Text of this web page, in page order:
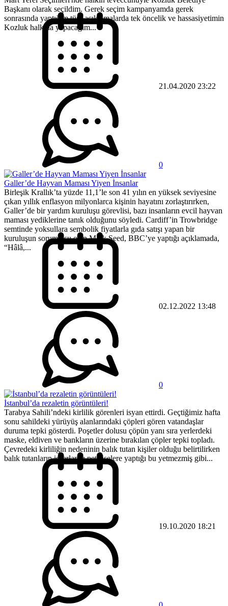
Başkanı olarak seçildim. Gerek seçim kampanyamda gerek
sonrasında yaptığım tüm açıklamalarda tek öncelik ve hassasiyetimin
Kozluk halkına yapacağım...
21.04.2020 23:22
0
Galler’de Hayvan Maması Yiyen İnsanlar
Birleşik Krallık’ta yüzde 11,1’le son 41 yılın en yüksek seviyesine
çıkan yıllık enflasyon milyonlarca kişinin hayatını zorlaştırırken,
Galler’de bir yardım kuruluşu görevlisi, bazı insanların evcil hayvan
maması yediklerine tanık olduğunu söyledi. Cardiff’in Trowbridge
semtinde yoksullara sembolik fiyatlarla gıda satışı yapan bir
kuruluşun sorumlusu olan Mark Seed, BBC’ye yaptığı açıklamada,
“Hâlâ,...
02.12.2022 13:48
0
İstanbul’da rezaletin görüntüleri!
Tarabya Sahili’ndeki kirlilik görenleri isyan ettirdi. Geçtiğimiz hafta
sonu sahildeki yürüyüş alanlarındaki çöpleri gören vatandaşlar
duruma tepki gösterdi. Poşetler dolusu çöpün yanı sıra yerlerdeki
maske, eldiven ve bankların üzerine bırakılan çöpler tepki topladı.
Çevredeki kirliliğin nedeninin balık tutan kişiler olduğu belirtilirken
balık tutanların idrarlarını pet şişelere yaptığı bu yetmezmiş gibi...
19.10.2020 18:21